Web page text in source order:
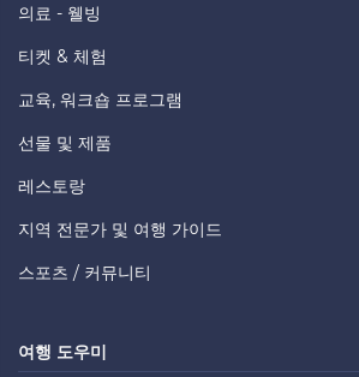
의료 - 웰빙
티켓 & 체험
교육, 워크숍 프로그램
선물 및 제품
레스토랑
지역 전문가 및 여행 가이드
스포츠 / 커뮤니티
여행 도우미